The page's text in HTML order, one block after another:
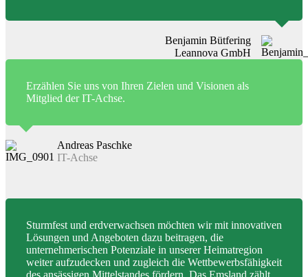
Benjamin Bütfering
Leannova GmbH
Erzählen Sie uns von Ihren Zielen und Visionen als
Mitglied der IT-Achse.
Andreas Paschke
IT-Achse
Sturmfest und erdverwachsen möchten wir mit innovativen
Lösungen und Angeboten dazu beitragen, die
unternehmerischen Potenziale in unserer Heimatregion
weiter aufzudecken und zugleich die Wettbewerbsfähigkeit
des ansässigen Mittelstandes fördern. Das Emsland zählt